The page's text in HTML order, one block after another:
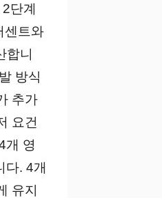
단계
센트와
합니
방식
추가
요건
개 영
다. 4개
유지